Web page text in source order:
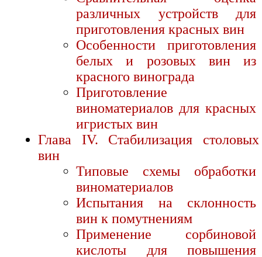
различных устройств для
приготовления красных вин
Особенности приготовления
белых и розовых вин из
красного винограда
Приготовление
виноматериалов для красных
игристых вин
Глава IV. Стабилизация столовых
вин
Типовые схемы обработки
виноматериалов
Испытания на склонность
вин к помутнениям
Применение сорбиновой
кислоты для повышения